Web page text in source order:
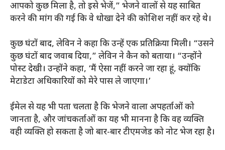
आपको कुछ मिला है, तो इसे भेजें,” भेजने वालों से यह साबित
करने की मांग की गई कि वे धोखा देने की कोशिश नहीं कर रहे थे।
कुछ घंटों बाद, लेविन ने कहा कि उन्हें एक प्रतिक्रिया मिली। “उसने
कुछ घंटों बाद जवाब दिया,” लेविन ने कैन को बताया। “उन्होंने
पोस्ट देखी। उन्होंने कहा, ‘मैं ऐसा नहीं करने जा रहा हूं, क्योंकि
मेटाडेटा अधिकारियों को मेरे पास ले जाएगा।’
ईमेल से यह भी पता चलता है कि भेजने वाला अपहर्ताओं को
जानता है, और जांचकर्ताओं का यह भी मानना ​​है कि वह व्यक्ति
वही व्यक्ति हो सकता है जो बार-बार टीएमजेड को नोट भेज रहा है।